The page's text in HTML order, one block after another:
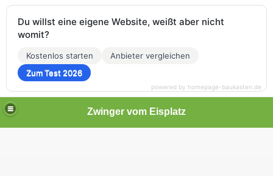
Zwinger vom Eisplatz
Du willst eine eigene Website, weißt aber nicht
womit?
Kostenlos starten
Anbieter vergleichen
Zum Test 2026
powered by homepage-baukasten.de